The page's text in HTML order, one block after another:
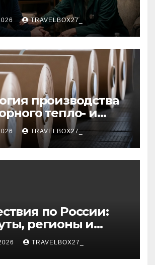
TRAVELBOX27_
производства
тепло- и
из
TRAVELBOX27_
по России:
регионы и
поездок
TRAVELBOX27_